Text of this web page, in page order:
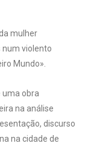
mulher
num violento
Mundo».
uma obra
na análise
discurso
na cidade de